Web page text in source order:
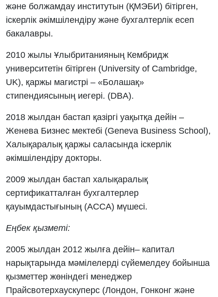
және болжамдау институтын (ҚМЭБИ) бітірген,
іскерлік әкімшілендіру және бухгалтерлік есеп
бакалавры.
2010 жылы Ұлыбританияның Кембридж
университетін бітірген (University of Cambridge,
UK), қаржы магистрі – «Болашақ»
стипендиясының иегері. (DBA).
2018 жылдан бастап қазіргі уақытқа дейін –
Женева Бизнес мектебі (Geneva Business School),
Халықаралық қаржы саласында іскерлік
әкімшілендіру докторы.
2009 жылдан бастап халықаралық
сертификатталған бухгалтерлер
қауымдастығының (АССА) мүшесі.
Еңбек қызметі:
2005 жылдан 2012 жылға дейін– капитал
нарықтарында мәмілелерді сүйемелдеу бойынша
қызметтер жөніндегі менеджер
Прайсвотерхаускуперс (Лондон, Гонконг және